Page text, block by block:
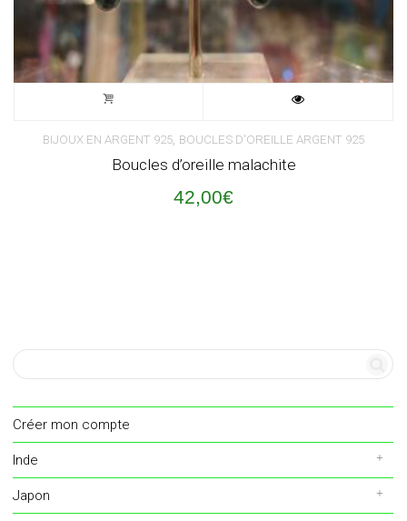
BIJOUX EN ARGENT 925, BOUCLES D'OREILLE ARGENT 925
Boucles d’oreille malachite
42,00€
Créer mon compte
Inde
Japon